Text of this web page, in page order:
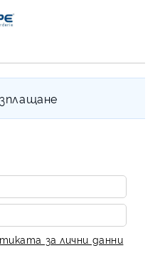
за лични данни